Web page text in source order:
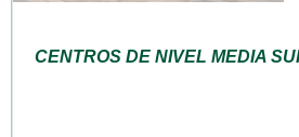
CENTROS DE NIVEL MEDIA